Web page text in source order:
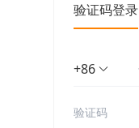
验证码登录
+86